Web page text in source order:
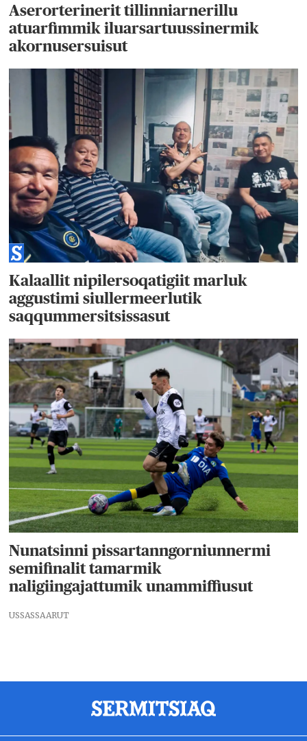
Aserorterinerit tillinniarnerillu
atuarfimmik iluarsartuussinermik
akornusersuisut
Kalaallit nipilersoqatigiit marluk
aggustimi siullermeerlutik
saqqummersitsissasut
Nunatsinni pissartanngorniunnermi
semifinalit tamarmik
naligiingajattumik unammiffiusut
USSASSAARUT